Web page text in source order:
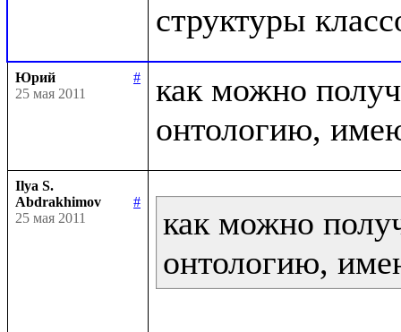
Юрий
#
25 мая 2011
как можно
Ilya S.
Abdrakhimov
#
25 мая 2011
как можно
онтологию,